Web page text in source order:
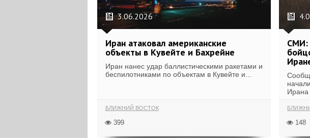
3.06.2026
Иран атаковал американские
объекты в Кувейте и Бахрейне
Иран нанес удар баллистическими ракетами и
беспилотниками по объектам в Кувейте и...
БЛИЖНИЙ ВОСТОК
399
СМИ:
Ирана
148